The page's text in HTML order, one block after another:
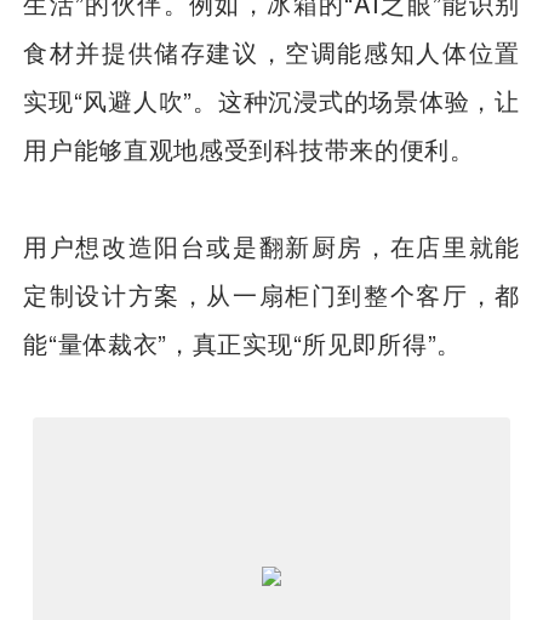
食材并提供储存建议，空调能感知人体位置
实现“风避人吹”。这种沉浸式的场景体验，让
用户能够直观地感受到科技带来的便利。
用户想改造阳台或是翻新厨房，在店里就能
定制设计方案，从一扇柜门到整个客厅，都
能“量体裁衣”，真正实现“所见即所得”。